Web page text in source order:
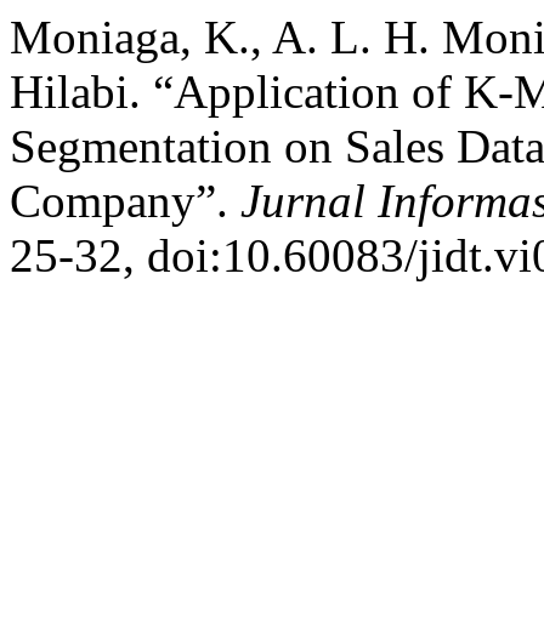
Moniaga, K., A. L. H.
Hilabi. “Application of K-
Segmentation on Sales
Company”. Jurnal
25-32, doi:10.60083/